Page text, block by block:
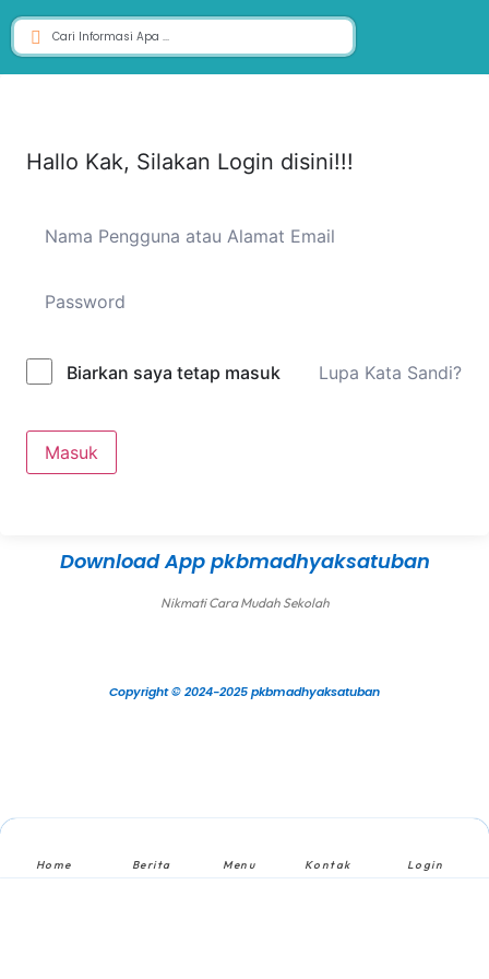
Hallo Kak, Silakan Login disini!!!
Biarkan saya tetap masuk Lupa Kata Sandi?
Masuk
Download App pkbmadhyaksatuban
Nikmati Cara Mudah Sekolah
Copyright © 2024-2025 pkbmadhyaksatuban
Home Berita Menu Kontak Login